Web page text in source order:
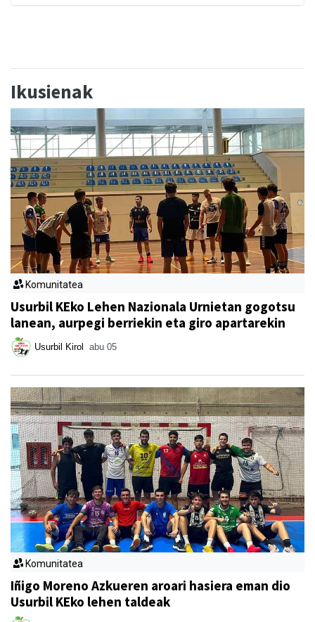
Ikusienak
Komunitatea
Usurbil KEko Lehen Nazionala Urnietan gogotsu
lanean, aurpegi berriekin eta giro apartarekin
Usurbil Kirol abu 05
Komunitatea
Iñigo Moreno Azkueren aroari hasiera eman dio
Usurbil KEko lehen taldeak